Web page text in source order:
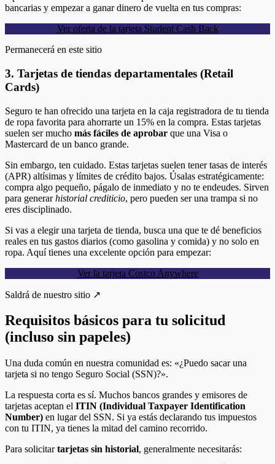
bancarias y empezar a ganar dinero de vuelta en tus compras:
Ver oferta de la tarjeta Student Cash Back
Permanecerá en este sitio
3. Tarjetas de tiendas departamentales (Retail
Cards)
Seguro te han ofrecido una tarjeta en la caja registradora de tu tienda
de ropa favorita para ahorrarte un 15% en la compra. Estas tarjetas
suelen ser mucho más fáciles de aprobar que una Visa o
Mastercard de un banco grande.
Sin embargo, ten cuidado. Estas tarjetas suelen tener tasas de interés
(APR) altísimas y límites de crédito bajos. Úsalas estratégicamente:
compra algo pequeño, págalo de inmediato y no te endeudes. Sirven
para generarhistorial crediticio, pero pueden ser una trampa si no
eres disciplinado.
Si vas a elegir una tarjeta de tienda, busca una que te dé beneficios
reales en tus gastos diarios (como gasolina y comida) y no solo en
ropa. Aquí tienes una excelente opción para empezar:
Ver la tarjeta Costco Anywhere
Saldrá de nuestro sitio ↗
Requisitos básicos para tu solicitud
(incluso sin papeles)
Una duda común en nuestra comunidad es: «¿Puedo sacar una
tarjeta si no tengo Seguro Social (SSN)?».
La respuesta corta es sí. Muchos bancos grandes y emisores de
tarjetas aceptan el ITIN (Individual Taxpayer Identification
Number) en lugar del SSN. Si ya estás declarando tus impuestos
con tu ITIN, ya tienes la mitad del camino recorrido.
Para solicitartarjetas sin historial, generalmente necesitarás: